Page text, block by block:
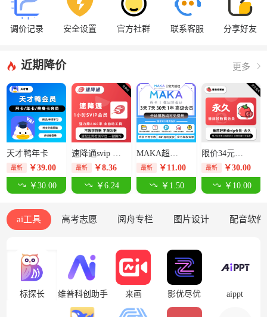
调价记录 安全设置 官方社群 联系客服 分享好友
近期降价 更多
天才鸭年卡
最新 ￥39.00
￥30.00
速降通svip 1小时卡【限价14元】
最新 ￥8.36
￥6.24
MAKA超级会员3天-限价12.5元
最新 ￥ 11.00
￥1.50
限价34元番茄轻断食永久卡
最新 ￥30.00
￥10.00
ai工具 高考志愿 阅舟专栏 图片设计 配音软件
标探长 维普科创助手 来画 影优尽优 aippt